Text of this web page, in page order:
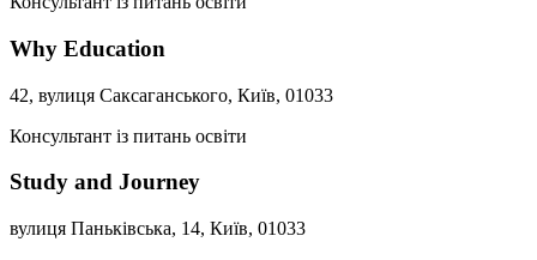
Why Education
42, вулиця Саксаганського, Київ, 01033
Консультант із питань освіти
Study and Journey
вулиця Паньківська, 14, Київ, 01033